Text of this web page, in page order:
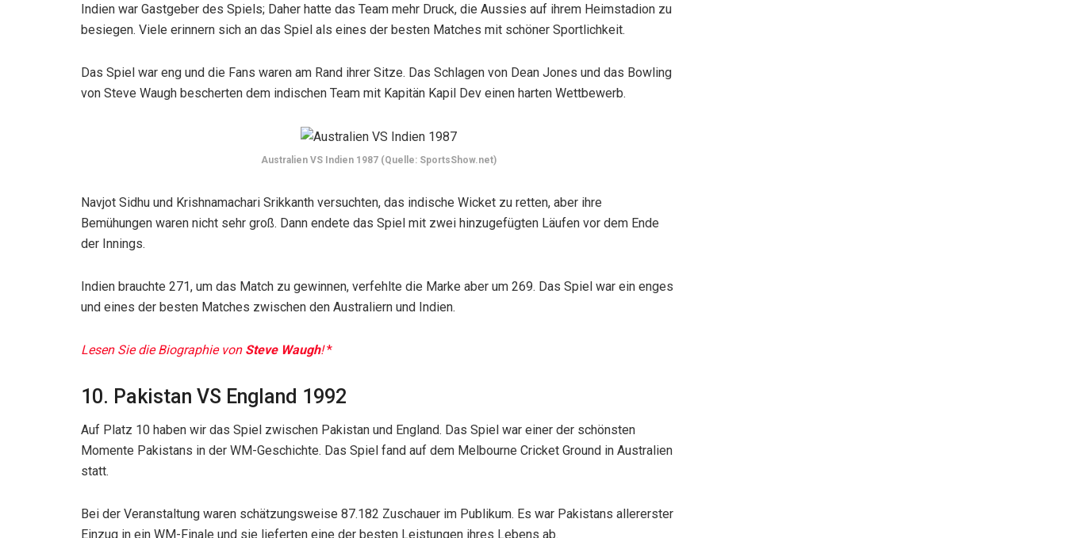
Indien war Gastgeber des Spiels; Daher hatte das Team mehr Druck, die Aussies auf ihrem Heimstadion zu
besiegen. Viele erinnern sich an das Spiel als eines der besten Matches mit schöner Sportlichkeit.
Das Spiel war eng und die Fans waren am Rand ihrer Sitze. Das Schlagen von Dean Jones und das Bowling
von Steve Waugh bescherten dem indischen Team mit Kapitän Kapil Dev einen harten Wettbewerb.
Australien VS Indien 1987 (Quelle: SportsShow.net)
Navjot Sidhu und Krishnamachari Srikkanth versuchten, das indische Wicket zu retten, aber ihre
Bemühungen waren nicht sehr groß. Dann endete das Spiel mit zwei hinzugefügten Läufen vor dem Ende
der Innings.
Indien brauchte 271, um das Match zu gewinnen, verfehlte die Marke aber um 269. Das Spiel war ein enges
und eines der besten Matches zwischen den Australiern und Indien.
Lesen Sie die Biographie von Steve Waugh!
10. Pakistan VS England 1992
Auf Platz 10 haben wir das Spiel zwischen Pakistan und England. Das Spiel war einer der schönsten
Momente Pakistans in der WM-Geschichte. Das Spiel fand auf dem Melbourne Cricket Ground in Australien
statt.
Bei der Veranstaltung waren schätzungsweise 87.182 Zuschauer im Publikum. Es war Pakistans allererster
Einzug in ein WM-Finale und sie lieferten eine der besten Leistungen ihres Lebens ab.